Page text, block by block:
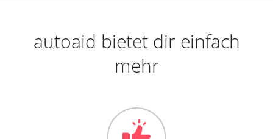
autoaid bietet dir einfach
mehr